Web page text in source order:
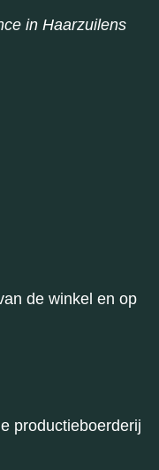
in Haarzuilens
de winkel en op
productieboerderij